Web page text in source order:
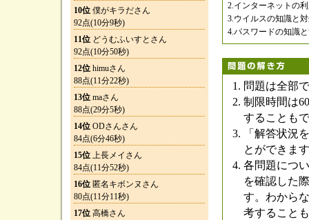
10位 僕がキラださん
92点(10分9秒)
11位 どうむふいすとさん
92点(10分50秒)
12位 himuさん
88点(11分22秒)
13位 maさん
88点(29分5秒)
14位 ODさんさん
84点(6分46秒)
15位 上長メイさん
84点(11分52秒)
16位 匿名キボンヌさん
80点(11分11秒)
17位 高橋さん
2.インターネットの
3.ウイルスの知識と
4.パスワードの知識
問題は全部
制限時間は
することも
「解答状況
とができま
各問題につ
を確認した
す。わから
考すること